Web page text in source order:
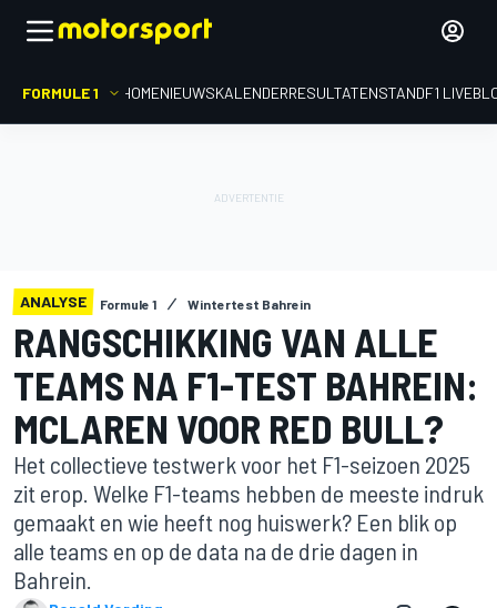
FORMULE 1 HOMENIEUWSKALENDERRESULTATENSTANDF1
ANALYSE Formule 1 Wintertest Bahrein
RANGSCHIKKING VAN ALLE
TEAMS NA F1-TEST BAHREIN:
MCLAREN VOOR RED BULL?
Het collectieve testwerk voor het F1-seizoen 2025
zit erop. Welke F1-teams hebben de meeste indruk
gemaakt en wie heeft nog huiswerk? Een blik op
alle teams en op de data na de drie dagen in
Bahrein.